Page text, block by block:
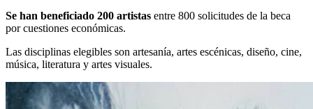
Se han beneficiado 200 artistas entre 800 solicitudes de la beca
por cuestiones económicas.
Las disciplinas elegibles son artesanía, artes escénicas, diseño, cine,
música, literatura y artes visuales.